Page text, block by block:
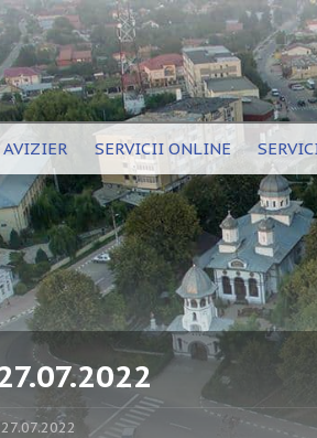
AVIZIER SERVICII ONLINE